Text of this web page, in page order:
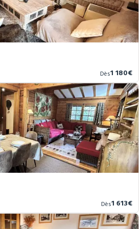
Dès
prix
1 180€
Dès
prix
1 613€